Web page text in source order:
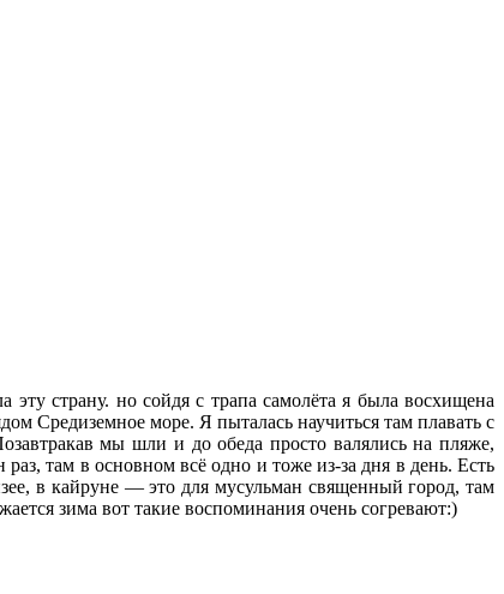
страну. но сойдя с трапа самолёта я была восхищена
Средиземное море. Я пыталась научиться там плавать с
мы шли и до обеда просто валялись на пляже,
там в основном всё одно и тоже из-за дня в день. Есть
в кайруне — это для мусульман священный город, там
зима вот такие воспоминания очень согревают:)